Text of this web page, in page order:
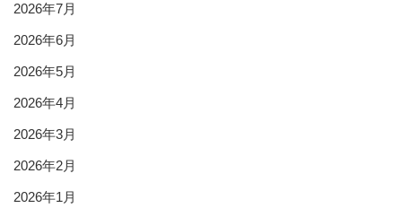
2026年7月
2026年6月
2026年5月
2026年4月
2026年3月
2026年2月
2026年1月